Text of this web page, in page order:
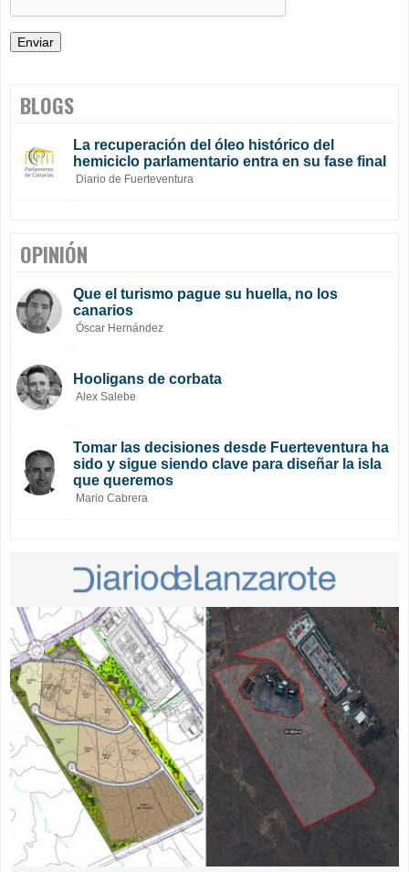
BLOGS
La recuperación del óleo histórico del
hemiciclo parlamentario entra en su fase final
Diario de Fuerteventura
OPINIÓN
Que el turismo pague su huella, no los
canarios
Óscar Hernández
Hooligans de corbata
Alex Salebe
Tomar las decisiones desde Fuerteventura ha
sido y sigue siendo clave para diseñar la isla
que queremos
Mario Cabrera